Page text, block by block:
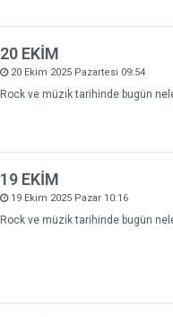
20 EKİM
20 Ekim 2025 Pazartesi 09:54
Rock ve müzik tarihinde bugün
19 EKİM
19 Ekim 2025 Pazar 10:16
Rock ve müzik tarihinde bugün